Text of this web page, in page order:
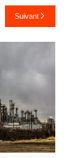
Suivant